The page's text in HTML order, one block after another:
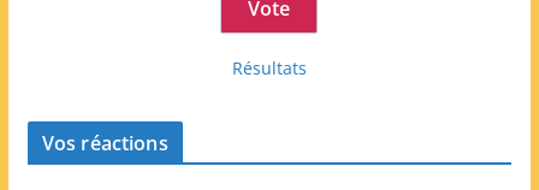
Résultats
Vos réactions